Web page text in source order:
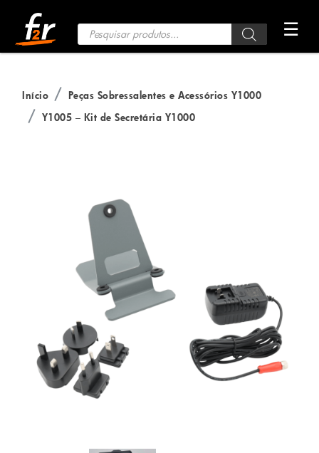
conteúdo
Pesquisa
de
Produtos
☰
Início
Peças Sobressalentes e Acessórios Y1000
Y1005 – Kit de Secretária Y1000